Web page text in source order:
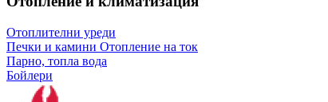
Отоплителни уреди
Печки и камини Отопление на ток
Парно, топла вода
Бойлери